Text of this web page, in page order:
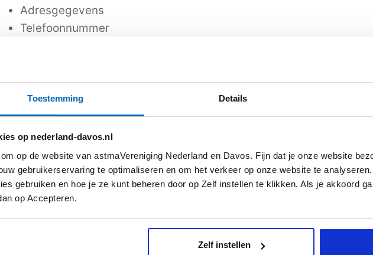
Toestemming Details
op nederland-davos.nl
op de website van astmaVereniging Nederland en Davos. Fijn dat je onze website
gebruikerservaring te optimaliseren en om het verkeer op onze website te
gebruiken en hoe je ze kunt beheren door op Zelf instellen te klikken. Als je akkoord
op Accepteren.
Zelf instellen
Adresgegevens
Telefoonnummer
IBAN
Geboortedatum
Informatie over uw machtiging (frequentie en hoogte bedrag)
hebben wij persoonsgegevens nodig?
Vereniging verwerkt uw persoonsgegevens voor de volgende
Afsluiten van het lidmaatschap van de Vereniging
Registreren van deelname aan evenementen
Verzenden per e-mail en via de post van de contributienota